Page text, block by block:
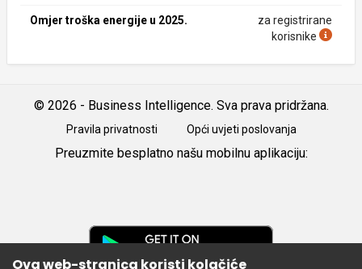
Omjer troška energije u 2025.
za registrirane
korisnike
© 2026 - Business Intelligence. Sva prava pridržana.
Pravila privatnosti Opći uvjeti poslovanja
Preuzmite besplatno našu mobilnu aplikaciju:
Ova web-stranica koristi kolačiće